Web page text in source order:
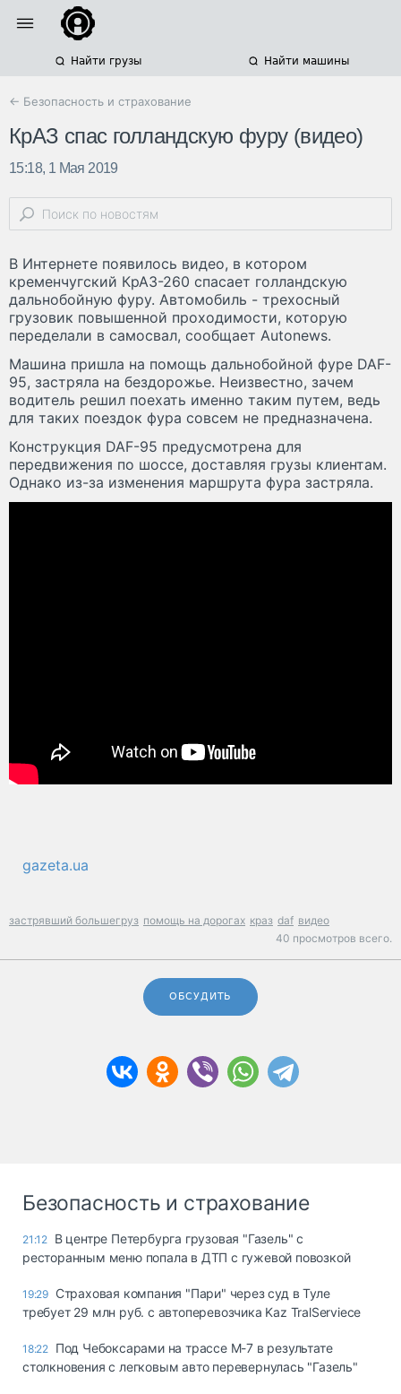
Найти грузы Найти машины
← Безопасность и страхование
КрАЗ спас голландскую фуру (видео)
15:18, 1 Мая 2019
В Интернете появилось видео, в котором
кременчугский КрАЗ-260 спасает голландскую
дальнобойную фуру. Автомобиль - трехосный
грузовик повышенной проходимости, которую
переделали в самосвал, сообщает Autonews.
Машина пришла на помощь дальнобойной фуре DAF-
95, застряла на бездорожье. Неизвестно, зачем
водитель решил поехать именно таким путем, ведь
для таких поездок фура совсем не предназначена.
Конструкция DAF-95 предусмотрена для
передвижения по шоссе, доставляя грузы клиентам.
Однако из-за изменения маршрута фура застряла.
gazeta.ua
застрявший большегруз помощь на дорогах краз daf видео
40 просмотров всего.
ОБСУДИТЬ
Безопасность и страхование
21:12 В центре Петербурга грузовая "Газель" с
ресторанным меню попала в ДТП с гужевой повозкой
19:29 Страховая компания "Пари" через суд в Туле
требует 29 млн руб. с автоперевозчика Kaz TralServiece
18:22 Под Чебоксарами на трассе М-7 в результате
столкновения с легковым авто перевернулась "Газель"